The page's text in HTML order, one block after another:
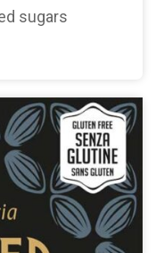
sugars